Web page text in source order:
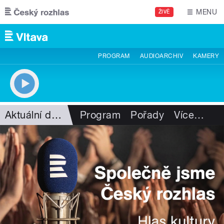
Přejít k hlavnímu obsahu
ŽIVĚ MENU
PROGRAM AUDIOARCHIV KAMERY
Aktuální dění Program Pořady Více…